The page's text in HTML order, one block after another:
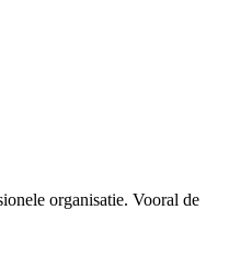
organisatie. Vooral de